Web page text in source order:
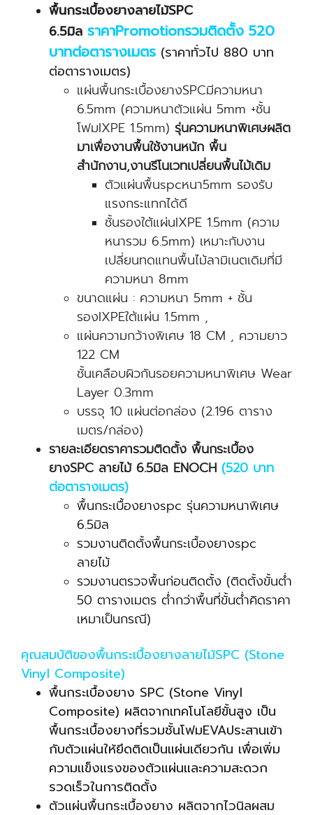
พื้นกระเบื้องยางลายไม้SPC
6.5มิล ราคาPromotionรวมติดตั้ง 520
บาทต่อตารางเมตร (ราคาทั่วไป 880 บาท
ต่อตารางเมตร)
แผ่นพื้นกระเบื้องยางSPCมีความหนา
6.5mm (ความหนาตัวแผ่น 5mm +ชั้น
โฟมIXPE 1.5mm) รุ่นความหนาพิเศษผลิต
มาเพื่องานพื้นใช้งานหนัก พื้น
สำนักงาน,งานรีโนเวทเปลี่ยนพื้นไม้เดิม
ตัวแผ่นพื้นspcหนา5mm รองรับ
แรงกระแทกได้ดี
ชั้นรองใต้แผ่นIXPE 1.5mm (ความ
หนารวม 6.5mm) เหมาะกับงาน
เปลี่ยนทดแทนพื้นไม้ลามิเนตเดิมที่มี
ความหนา 8mm
ขนาดแผ่น : ความหนา 5mm + ชั้น
รองIXPEใต้แผ่น 1.5mm ,
แผ่นความกว้างพิเศษ 18 CM , ความยาว
122 CM
ชั้นเคลือบผิวกันรอยความหนาพิเศษ Wear
Layer 0.3mm
บรรจุ 10 แผ่นต่อกล่อง (2.196 ตาราง
เมตร/กล่อง)
รายละเอียดราคารวมติดตั้ง พื้นกระเบื้อง
ยางSPC ลายไม้ 6.5มิล ENOCH (520 บาท
ต่อตารางเมตร)
พื้นกระเบื้องยางspc รุ่นความหนาพิเศษ
6.5มิล
รวมงานติดตั้งพื้นกระเบื้องยางspc
ลายไม้
รวมงานตรวจพื้นก่อนติดตั้ง (ติดตั้งขั้นต่ำ
50 ตารางเมตร ต่ำกว่าพื้นที่ขั้นต่ำคิดราคา
เหมาเป็นกรณี)
คุณสมบัติของพื้นกระเบื้องยางลายไม้SPC (Stone
Vinyl Composite)
พื้นกระเบื้องยาง SPC (Stone Vinyl
Composite) ผลิตจากเทคโนโลยีขั้นสูง เป็น
พื้นกระเบื้องยางที่รวมชั้นโฟมEVAประสานเข้า
กับตัวแผ่นให้ยึดติดเป็นแผ่นเดียวกัน เพื่อเพิ่ม
ความแข็งแรงของตัวแผ่นและความสะดวก
รวดเร็วในการติดตั้ง
ตัวแผ่นพื้นกระเบื้องยาง ผลิตจากไวนิลผสม